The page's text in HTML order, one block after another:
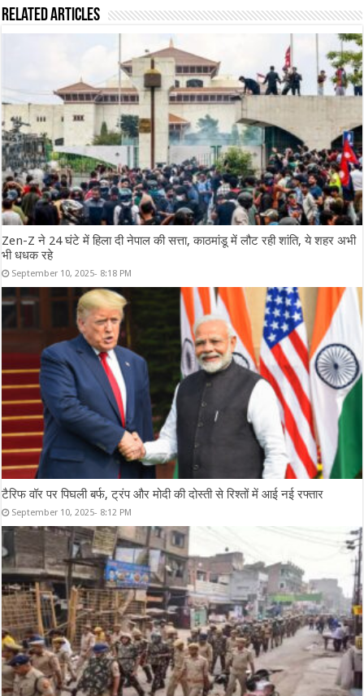
Related Articles
Zen-Z ने 24 घंटे में हिला दी नेपाल की सत्ता, काठमांडू में लौट रही शांति, ये शहर अभी
भी धधक रहे
September 10, 2025- 8:18 PM
टैरिफ वॉर पर पिघली बर्फ, ट्रंप और मोदी की दोस्ती से रिश्तों में आई नई रफ्तार
September 10, 2025- 8:12 PM